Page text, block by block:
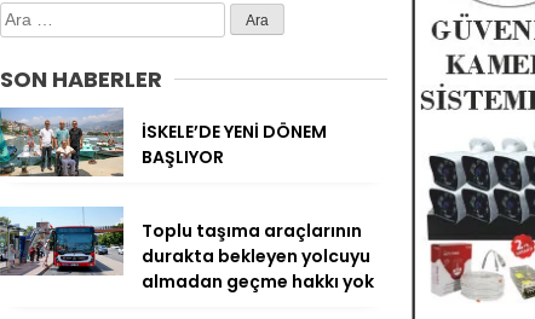
Arama:
SON HABERLER
İSKELE’DE YENİ DÖNEM
BAŞLIYOR
Toplu taşıma araçlarının
durakta bekleyen yolcuyu
almadan geçme hakkı yok